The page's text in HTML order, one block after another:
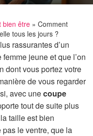
v
i
g
a
i
bien être » Comment
tous les jours ?
rassurantes d’un
jeune et que l’on
dont vous portez votre
de vous regarder
avec unecoupe
tout de suite plus
taille est bien
le ventre, que la